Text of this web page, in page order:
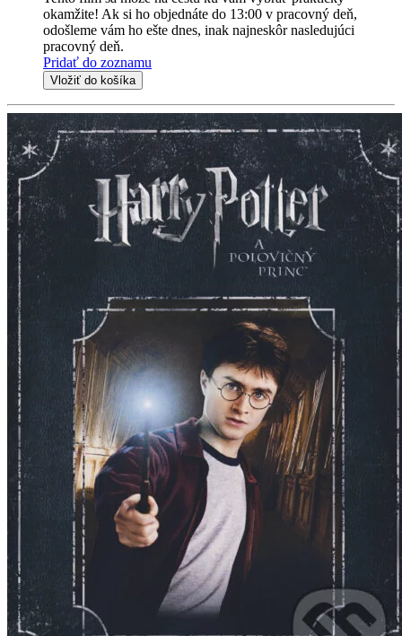
okamžite! Ak si ho objednáte do 13:00 v pracovný deň,
odošleme vám ho ešte dnes, inak najneskôr nasledujúci
pracovný deň.
Pridať do zoznamu
Vložiť do košíka